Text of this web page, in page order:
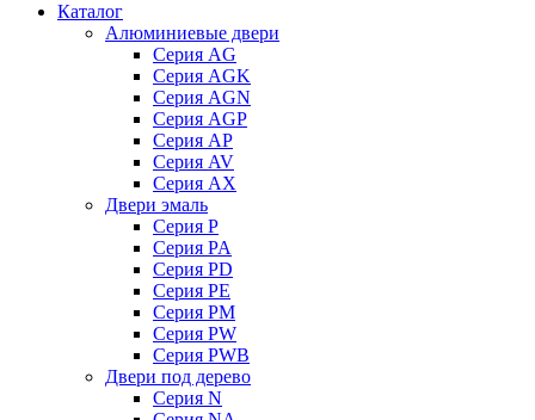
Каталог
Алюминиевые двери
Серия AG
Серия AGK
Серия AGN
Серия AGP
Серия AP
Серия AV
Серия AX
Двери эмаль
Серия P
Серия PA
Серия PD
Серия PE
Серия PM
Серия PW
Серия PWB
Двери под дерево
Серия N